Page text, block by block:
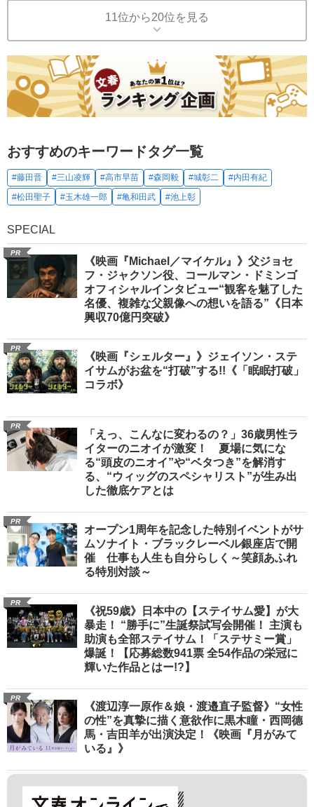
11位から20位を見る
おすすめのキーワードタグ一覧
#藤田晋 #三山凌輝 #高市早苗 #森岡毅 #城彰二
#内田有紀
#松田聖子
#玉木雄一郎 #亀和田武 #池上彰
SPECIAL
PR
《映画『Michael／マイケル』》父ジョセ
フ・ジャクソン役、コールマン・ドミンゴ
オフィシャルインタビュー“観客を魅了した
名優、複雑な父親像への想いを語る”《日本
興収70億円突破》
PR
《映画『シェルター』》ジェイソン・ステ
イサムがお盆を“打破”する!!《「眠眠打破」
コラボ》
PR
「えっ、こんなに変わるの？」36歳男性ラ
イターのニオイが激変！ 夏場に気にな
る“頭皮のニオイ”や“ベタつき”を解消す
る、“ウィッグのスペシャリスト”が生み出
した徹底ケアとは
PR
オープン1周年を記念した特別イベントがサ
ムソナイト・ブラックレーベル銀座店で開
催 仕事も人生も自分らしく～笑顔あふれ
る特別対談～
PR
《祝59歳》日本中の【ステイサム愛】が大
暴走！ “勝手に”生誕祭試写会開催！ 主演も
助演も全部ステイサム！「ステサミー賞」
爆誕！【応募総数941票 全54作品の栄冠に
輝いた作品とはー!?】
PR
《渡辺淳一原作＆娘・渡邉直子監督》“女性
の性”を真摯に描く意欲作に黒木瞳・西岡德
馬・吉田羊が出演決定！《映画『月がみて
いる』》